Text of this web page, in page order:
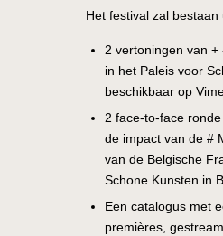
Het festival zal bestaan
2 vertoningen van
in het Paleis voor
beschikbaar op
2 face-to-face
de impact van de #
van de Belgische
Schone Kunsten in
Een catalogus met
premières,